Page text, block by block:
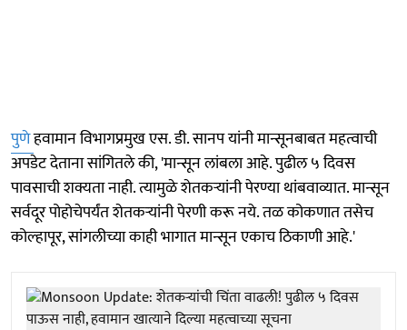
पुणेहवामान विभागप्रमुख एस. डी. सानप यांनी मान्सूनबाबत महत्वाची
अपडेट देताना सांगितले की, 'मान्सून लांबला आहे. पुढील ५ दिवस
पावसाची शक्यता नाही. त्यामुळे शेतकऱ्यांनी पेरण्या थांबवाव्यात. मान्सून
सर्वदूर पोहोचेपर्यंत शेतकऱ्यांनी पेरणी करू नये. तळ कोकणात तसेच
कोल्हापूर, सांगलीच्या काही भागात मान्सून एकाच ठिकाणी आहे.'